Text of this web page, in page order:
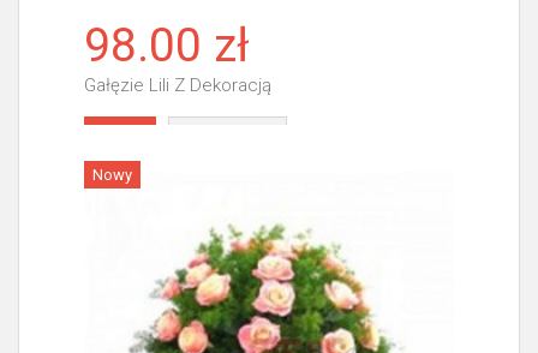
98.00 zł
Gałęzie Lili Z Dekoracją
Nowy